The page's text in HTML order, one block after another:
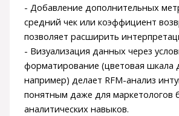
- Добавление дополнительных
средний чек или коэффициент
позволяет расширить
- Визуализация данных через
форматирование (цветовая шкала
например) делает RFM-анализ
понятным даже для маркетологов
аналитических навыков.